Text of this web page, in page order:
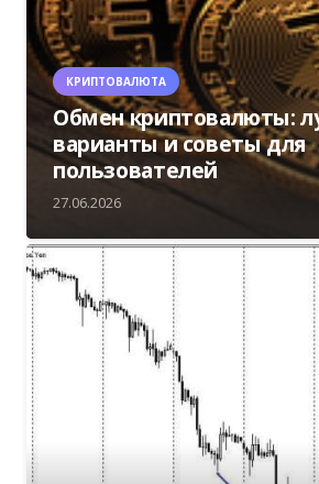
КРИПТОВАЛЮТА
Обмен криптовалюты:
варианты и советы для
пользователей
27.06.2026